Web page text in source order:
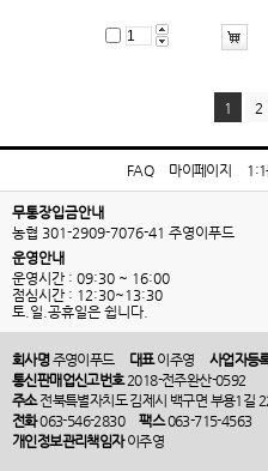
1 2
FAQ 마이페이지 1:1
무통장입금안내
농협 301-2909-7076-41 주영이푸드
운영안내
운영시간 : 09:30 ~ 16:00
점심시간 : 12:30~13:30
토.일.공휴일은 쉽니다.
회사명주영이푸드 대표이주영 사업자등
통신판매업신고번호2018-전주완산-0592
주소전북특별자치도 김제시 백구면 부용1길
전화063-546-2830 팩스063-715-4563
개인정보관리책임자이주영